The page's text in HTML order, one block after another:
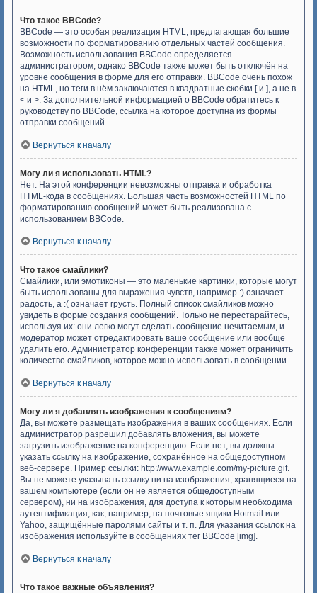
Что такое BBCode?
BBCode — это особая реализация HTML, предлагающая большие
возможности по форматированию отдельных частей сообщения.
Возможность использования BBCode определяется
администратором, однако BBCode также может быть отключён на
уровне сообщения в форме для его отправки. BBCode очень похож
на HTML, но теги в нём заключаются в квадратные скобки [ и ], а не в
< и >. За дополнительной информацией о BBCode обратитесь к
руководству по BBCode, ссылка на которое доступна из формы
отправки сообщений.
Вернуться к началу
Могу ли я использовать HTML?
Нет. На этой конференции невозможны отправка и обработка
HTML-кода в сообщениях. Большая часть возможностей HTML по
форматированию сообщений может быть реализована с
использованием BBCode.
Вернуться к началу
Что такое смайлики?
Смайлики, или эмотиконы — это маленькие картинки, которые могут
быть использованы для выражения чувств, например :) означает
радость, а :( означает грусть. Полный список смайликов можно
увидеть в форме создания сообщений. Только не перестарайтесь,
используя их: они легко могут сделать сообщение нечитаемым, и
модератор может отредактировать ваше сообщение или вообще
удалить его. Администратор конференции также может ограничить
количество смайликов, которое можно использовать в сообщении.
Вернуться к началу
Могу ли я добавлять изображения к сообщениям?
Да, вы можете размещать изображения в ваших сообщениях. Если
администратор разрешил добавлять вложения, вы можете
загрузить изображение на конференцию. Если нет, вы должны
указать ссылку на изображение, сохранённое на общедоступном
веб-сервере. Пример ссылки: http://www.example.com/my-picture.gif.
Вы не можете указывать ссылку ни на изображения, хранящиеся на
вашем компьютере (если он не является общедоступным
сервером), ни на изображения, для доступа к которым необходима
аутентификация, как, например, на почтовые ящики Hotmail или
Yahoo, защищённые паролями сайты и т. п. Для указания ссылок на
изображения используйте в сообщениях тег BBCode [img].
Вернуться к началу
Что такое важные объявления?